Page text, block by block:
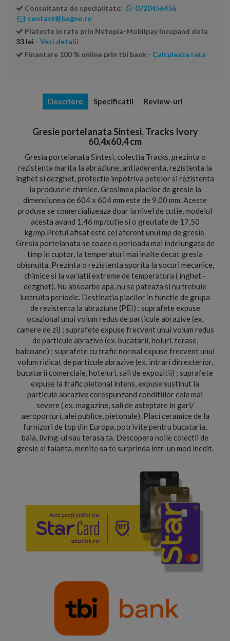
Consultanta de specialitate:
0720456456
contact@bagno.ro
Plateste in rate prin Netopia-Mobilpay incepand de la
33 lei - Vezi detalii
Finantare 100 % online prin tbi bank - Calculeaza rata
Descriere Specificatii Review-uri
Gresie portelanata Sintesi, Tracks Ivory
60,4x60,4 cm
Gresia portelanata Sintesi, colectia Tracks, prezinta o
rezistenta marita la abraziune, antiaderenta, rezistenta la
inghet si dezghet, protectie impotriva petelor si rezistenta
la produsele chimice. Grosimea placilor de gresie la
dimensiunea de 604 x 604 mm este de 9,00 mm. Aceste
produse se comercializeaza doar la nivel de cutie, modelul
acesta avand 1,46 mp/cutie si o greutate de 17,50
kg/mp.Pretul afisat este cel aferent unui mp de gresie.
Gresia portelanata se coace o perioada mai indelungata de
timp in cuptor, la temperaturi mai inalte decat gresia
obisnuita. Prezinta o rezistenta sporita la socuri mecanice,
chimice si la variatii extreme de temperatura ( inghet -
dezghet). Nu absoarbe apa, nu se pateaza si nu trebuie
lustruita periodic. Destinatia placilor in functie de grupa
de rezistenta la abraziune (PEI) : suprafete expuse
ocazional unui volum redus de particule abrazive (ex.
camere de zi) ; suprafete expuse frecvent unui volum redus
de particule abrazive (ex. bucatarii, holuri, terase,
balcoane) ; suprafete cu trafic normal expuse frecvent unui
volum ridicat de particule abrazive (ex. intrari din exterior,
bucatarii comerciale, hoteluri, sali de expozitii) ; suprafete
expuse la trafic pietonal intens, expuse sustinut la
particule abrazive corespunzand conditiilor cele mai
severe ( ex. magazine, sali de asteptare in gari/
aeroporturi, alei publice, pietonale). Placi ceramice de la
furnizori de top din Europa, potrivite pentru bucataria,
baia, living-ul sau terasa ta. Descopera noile colectii de
gresie si faianta, menite sa te surprinda intr-un mod inedit.